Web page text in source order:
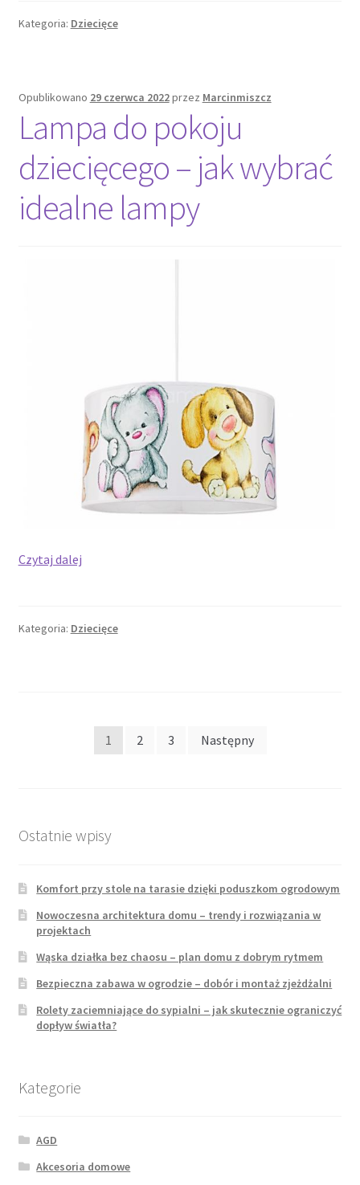
światło
dziecięcego?
Kategoria: Dziecięce
Opublikowano 29 czerwca 2022przez Marcinmiszcz
Lampa do pokoju
dziecięcego – jak wybrać
idealne lampy
Czytaj dalejLampa
–
Kategoria: Dziecięce
Stronicowanie
1 2 3 Następny
Ostatnie wpisy
Komfort przy stole na tarasie dzięki poduszkom ogrodowym
Nowoczesna architektura domu – trendy i rozwiązania w
projektach
Wąska działka bez chaosu – plan domu z dobrym rytmem
Bezpieczna zabawa w ogrodzie – dobór i montaż zjeżdżalni
Rolety zaciemniające do sypialni – jak skutecznie ograniczyć
dopływ światła?
Kategorie
AGD
Akcesoria domowe